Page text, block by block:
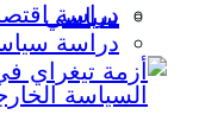
سياسي
دراسة
دراسة